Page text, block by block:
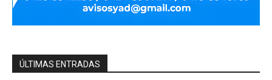
ÚLTIMAS ENTRADAS